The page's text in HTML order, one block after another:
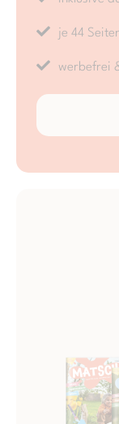
je 44
werbefrei